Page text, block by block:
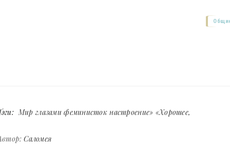
Мир глазами феминисток настроение» «Хорошее
Саломея